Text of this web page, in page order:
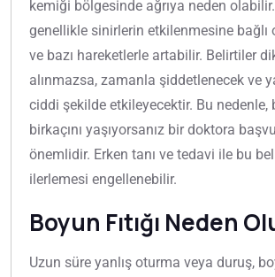
kemiği bölgesinde ağrıya neden olabilir.
genellikle sinirlerin etkilenmesine bağlı
ve bazı hareketlerle artabilir. Belirtiler
alınmazsa, zamanla şiddetlenecek ve
ciddi şekilde etkileyecektir. Bu nedenle,
birkaçını yaşıyorsanız bir doktora
önemlidir. Erken tanı ve tedavi ile bu
ilerlemesi engellenebilir.
Boyun Fıtığı Neden
Uzun süre yanlış oturma veya duruş,